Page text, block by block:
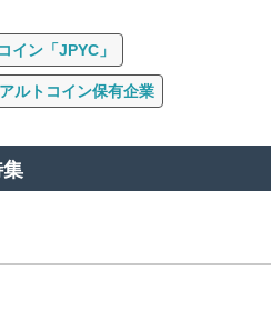
イン「JPYC」
ルトコイン保有企業